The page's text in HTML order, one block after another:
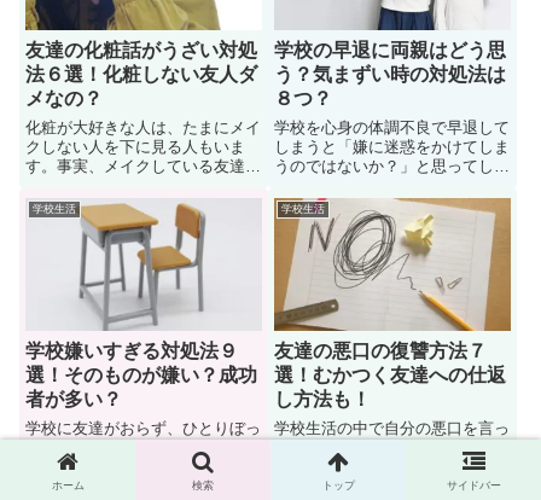
友達の化粧話がうざい対処
法６選！化粧しない友人ダ
メなの？
化粧が大好きな人は、たまにメイ
クしない人を下に見る人もいま
す。事実、メイクしている友達に
と言うと、見下されるように笑わ
れてしまい、会話についていけな
いことに悩んでいる人も多い。で
は、友達の化粧話がうざいときの
対処法はどうしたら良いのでしょ
うか？お悩みを解決しよう。
学校の早退に両親はどう思
う？気まずい時の対処法は
８つ？
学校を心身の体調不良で早退して
しまうと「嫌に迷惑をかけてしま
うのではないか？」と思ってしま
で、忙しい生活を送っていると尚
更です。このページでは「学校の
早退に親はどう思うのか？」につ
いて疑問を解決しています。ま
た、早退して親に気まずい時の対
処法についても紹介しています。
学校生活
学校嫌いすぎる対処法９
選！そのものが嫌い？成功
者が多い？
学校に友達がおらず、ひとりぼっ
ちが辛くなるときもありますよ
ね。もちろん、学校嫌いは成功者
が多いという話もあります。で
学校生活
友達の悪口の復讐方法７
選！むかつく友達への仕返
し方法も！
学校生活の中で自分の悪口を言っ
ている人っていますよね。告げ口
や聞こえたり、理由は様々ですが
不愉快であることは間違いありま
ホーム 検索 トップ サイドバー